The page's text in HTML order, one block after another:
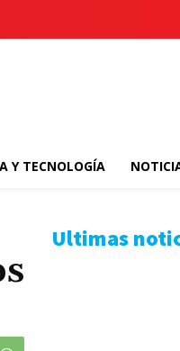
Y TECNOLOGÍA
Ultimas